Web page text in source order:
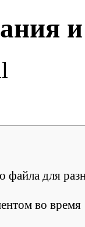
файла для
во время